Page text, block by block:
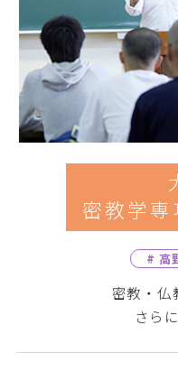
密教学専
# 高
密教・仏
さら